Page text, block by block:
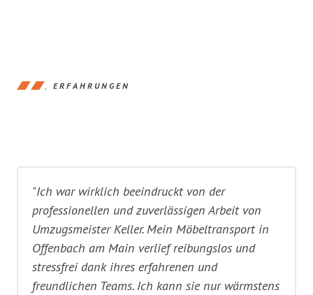
ERFAHRUNGEN
"Ich war wirklich beeindruckt von der
professionellen und zuverlässigen Arbeit von
Umzugsmeister Keller. Mein Möbeltransport in
Offenbach am Main verlief reibungslos und
stressfrei dank ihres erfahrenen und
freundlichen Teams. Ich kann sie nur wärmstens